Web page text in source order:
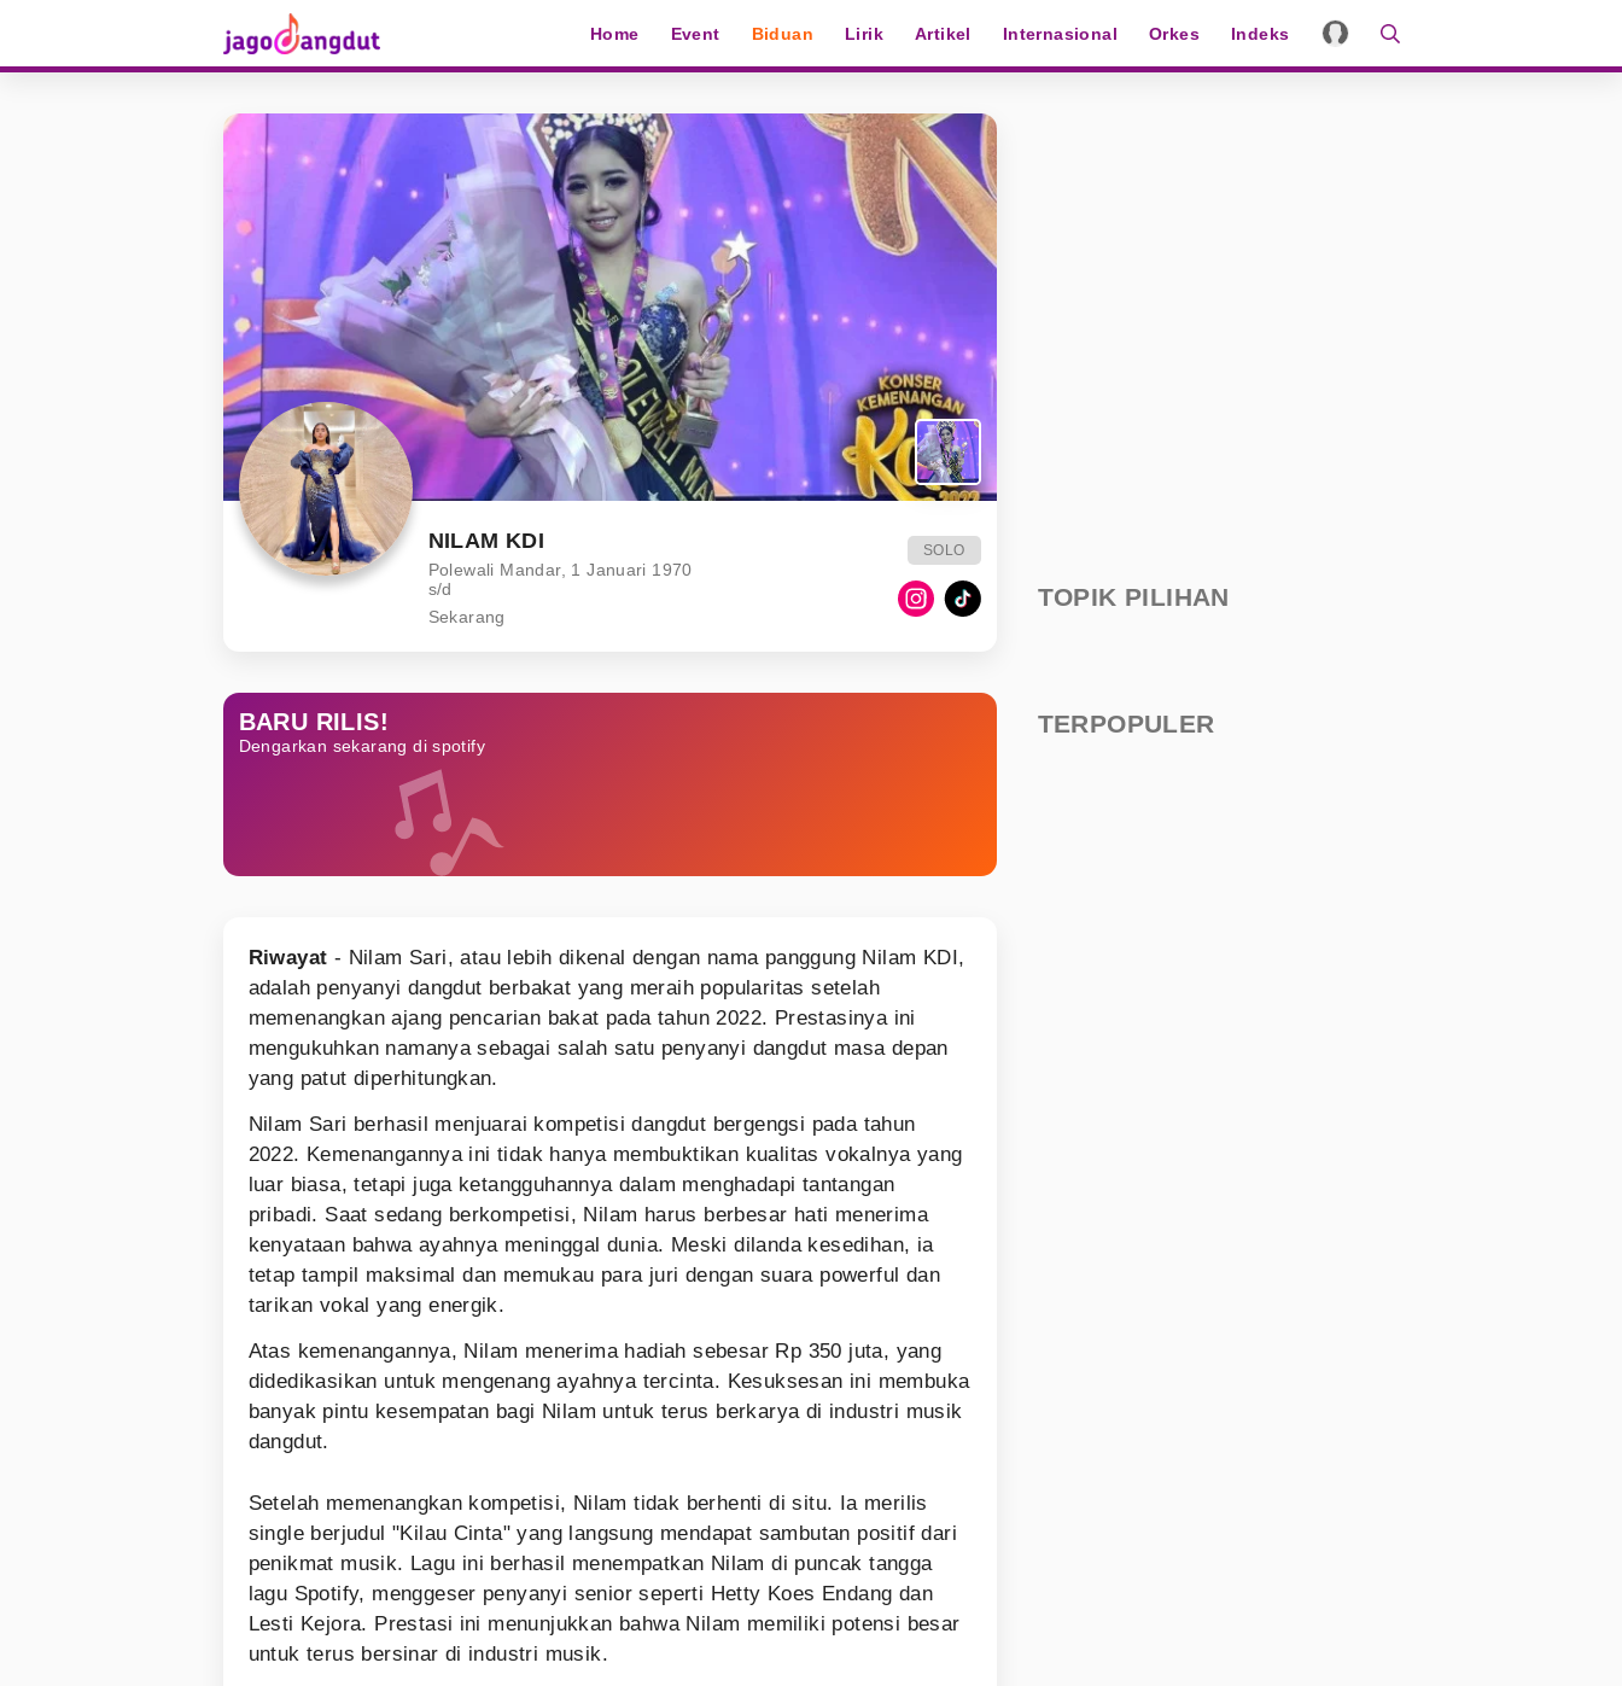
Home Event Biduan Lirik Artikel Internasional Orkes Indeks
NILAM KDI
Polewali Mandar, 1 Januari 1970
s/d
Sekarang
SOLO
BARU RILIS!
Dengarkan sekarang di spotify
Riwayat - Nilam Sari, atau lebih dikenal dengan nama panggung Nilam KDI,
adalah penyanyi dangdut berbakat yang meraih popularitas setelah
memenangkan ajang pencarian bakat pada tahun 2022. Prestasinya ini
mengukuhkan namanya sebagai salah satu penyanyi dangdut masa depan
yang patut diperhitungkan.
Nilam Sari berhasil menjuarai kompetisi dangdut bergengsi pada tahun
2022. Kemenangannya ini tidak hanya membuktikan kualitas vokalnya yang
luar biasa, tetapi juga ketangguhannya dalam menghadapi tantangan
pribadi. Saat sedang berkompetisi, Nilam harus berbesar hati menerima
kenyataan bahwa ayahnya meninggal dunia. Meski dilanda kesedihan, ia
tetap tampil maksimal dan memukau para juri dengan suara powerful dan
tarikan vokal yang energik.
Atas kemenangannya, Nilam menerima hadiah sebesar Rp 350 juta, yang
didedikasikan untuk mengenang ayahnya tercinta. Kesuksesan ini membuka
banyak pintu kesempatan bagi Nilam untuk terus berkarya di industri musik
dangdut.
Setelah memenangkan kompetisi, Nilam tidak berhenti di situ. Ia merilis
single berjudul "Kilau Cinta" yang langsung mendapat sambutan positif dari
penikmat musik. Lagu ini berhasil menempatkan Nilam di puncak tangga
lagu Spotify, menggeser penyanyi senior seperti Hetty Koes Endang dan
Lesti Kejora. Prestasi ini menunjukkan bahwa Nilam memiliki potensi besar
untuk terus bersinar di industri musik.
TOPIK PILIHAN
TERPOPULER